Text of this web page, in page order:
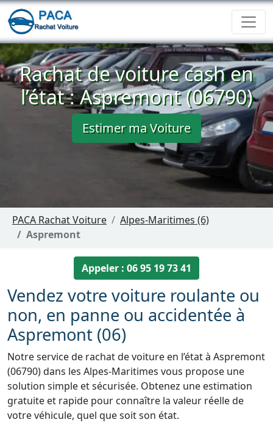
Rachat de voiture cash en
l’état : Aspremont (06790)
Estimer ma Voiture
PACA Rachat Voiture
Alpes-Maritimes (6)
Aspremont
Appeler : 06 95 19 73 41
Vendez votre voiture roulante ou
non, en panne ou accidentée à
Aspremont (06)
Notre service de rachat de voiture en l’état à Aspremont
(06790) dans les Alpes-Maritimes vous propose une
solution simple et sécurisée. Obtenez une estimation
gratuite et rapide pour connaître la valeur réelle de
votre véhicule, quel que soit son état.